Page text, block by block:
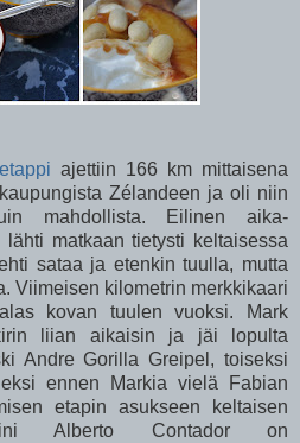
ajettiin 166 km mittaisena
Zélandeen ja oli niin
mahdollista. Eilinen aika-
matkaan tietysti keltaisessa
sataa ja etenkin tuulla, mutta
Viimeisen kilometrin merkkikaari
kovan tuulen vuoksi. Mark
liian aikaisin ja jäi lopulta
Andre Gorilla Greipel, toiseksi
ennen Markia vielä Fabian
etapin asukseen keltaisen
Alberto Contador on